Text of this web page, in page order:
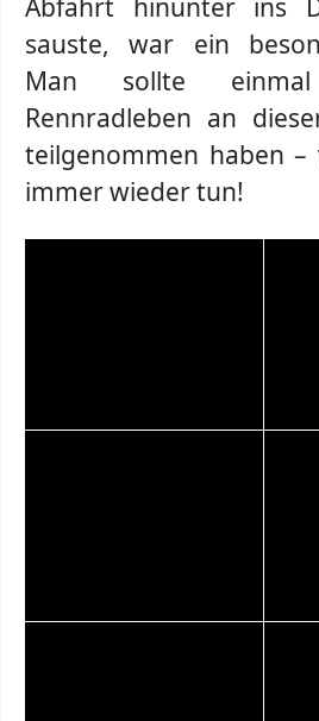
Abfahrt hinunter ins
sauste, war ein
Man sollte
Rennradleben an
teilgenommen haben –
immer wieder tun!